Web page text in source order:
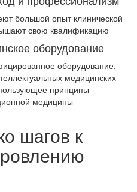
большой опыт клинической
свою квалификацию
оборудование
оборудование,
медицинских
принципы
медицины
шагов к